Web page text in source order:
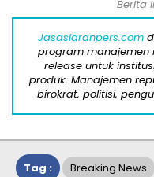
Berita
Jasasiaranpers.com
program manajemen
release untuk
produk. Manajemen
birokrat, politisi,
Tag : Breaking News